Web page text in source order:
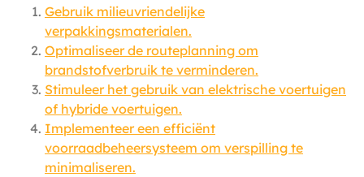
Gebruik milieuvriendelijke
verpakkingsmaterialen.
Optimaliseer de routeplanning om
brandstofverbruik te verminderen.
Stimuleer het gebruik van elektrische voertuigen
of hybride voertuigen.
Implementeer een efficiënt
voorraadbeheersysteem om verspilling te
minimaliseren.